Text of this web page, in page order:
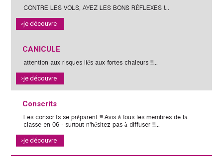
ONCONTRE LES VOLS, AYEZ LES BONS RÉFLEXES !...
je découvre
POSTED
CANICULE
attention aux risques liés aux fortes chaleurs !!!...
je découvre
POSTED
ON
Conscrits
Les conscrits se préparent !!! Avis à tous les membres de la
classe en 06 - surtout n'hésitez pas à diffuser !!!...
je découvre